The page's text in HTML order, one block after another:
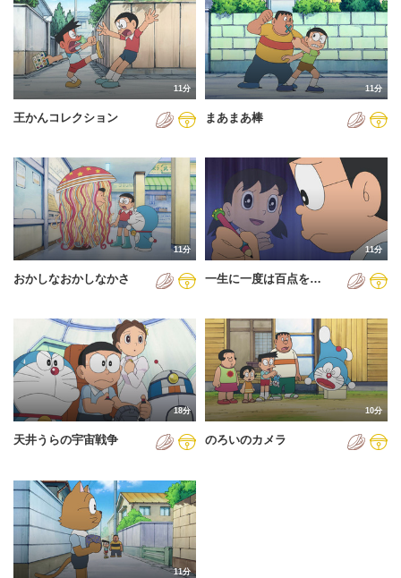
11分
王かんコレクション
11分
まあまあ棒
11分
おかしなおかしなかさ
11分
一生に一度は百点を…
18分
天井うらの宇宙戦争
10分
のろいのカメラ
11分